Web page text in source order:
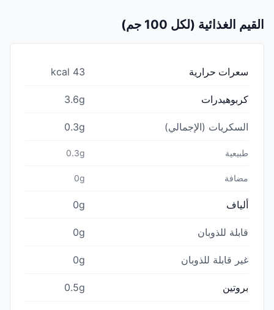
القيم الغذائية (لكل 100 جم)
سعرات حرارية 43 kcal
كربوهيدرات 3.6g
السكريات (الإجمالي) 0.3g
طبيعية 0.3g
مضافة 0g
ألياف 0g
قابلة للذوبان 0g
غير قابلة للذوبان 0g
بروتين 0.5g